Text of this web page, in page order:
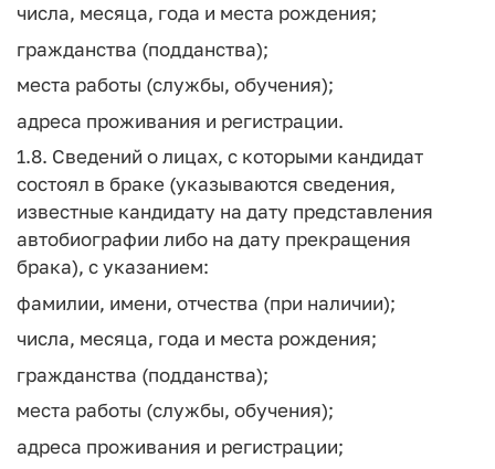
числа, месяца, года и места рождения;
гражданства (подданства);
места работы (службы, обучения);
адреса проживания и регистрации.
1.8. Сведений о лицах, с которыми кандидат
состоял в браке (указываются сведения,
известные кандидату на дату представления
автобиографии либо на дату прекращения
брака), с указанием:
фамилии, имени, отчества (при наличии);
числа, месяца, года и места рождения;
гражданства (подданства);
места работы (службы, обучения);
адреса проживания и регистрации;